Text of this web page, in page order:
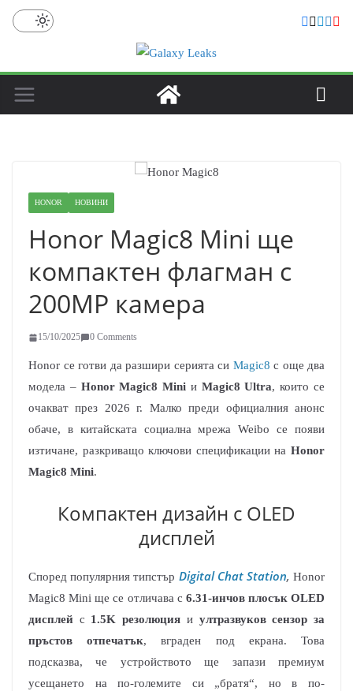
Skip
HONOR НОВИНИ
Honor Magic8 Mini ще
компактен флагман с
200MP камера
15/10/2025 0 Comments
Honor се готви да разшири серията си Magic8 с още два
модела – Honor Magic8 Mini и Magic8 Ultra, които се
очакват през 2026 г. Малко преди официалния анонс
обаче, в китайската социална мрежа Weibo се появи
изтичане, разкриващо ключови спецификации на Honor
Magic8 Mini.
Компактен дизайн с OLED
дисплей
Според популярния типстър Digital Chat Station, Honor
Magic8 Mini ще се отличава с 6.31-инчов плосък OLED
дисплей с 1.5K резолюция и ултразвуков сензор за
пръстов отпечатък, вграден под екрана. Това
подсказва, че устройството ще запази премиум
усещането на по-големите си „братя“, но в по-